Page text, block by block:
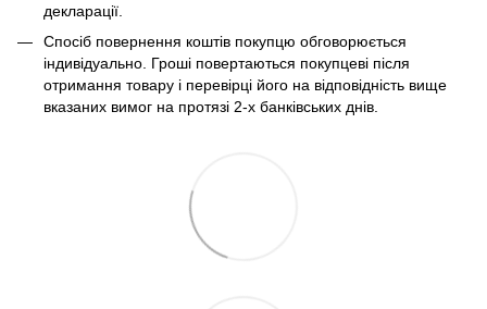
декларації.
Спосіб повернення коштів покупцю обговорюється
індивідуально. Гроші повертаються покупцеві після
отримання товару і перевірці його на відповідність вище
вказаних вимог на протязі 2-х банківських днів.